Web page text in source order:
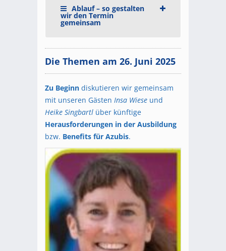
Ablauf – so gestalten
wir den Termin
gemeinsam
Die Themen am 26. Juni 2025
Zu Beginn diskutieren wir gemeinsam
mit unseren Gästen Insa Wiese und
Heike Singbartl über künftige
Herausforderungen in der Ausbildung
bzw. Benefits für Azubis.